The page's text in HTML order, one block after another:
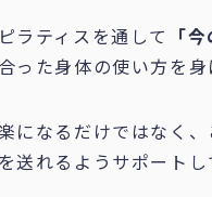
ラティスを通して 「
った身体の使い方を
になるだけではなく
送れるようサポートし